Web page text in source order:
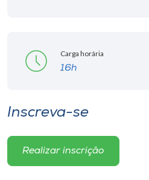
Carga horária
16h
Inscreva-se
Realizar inscrição